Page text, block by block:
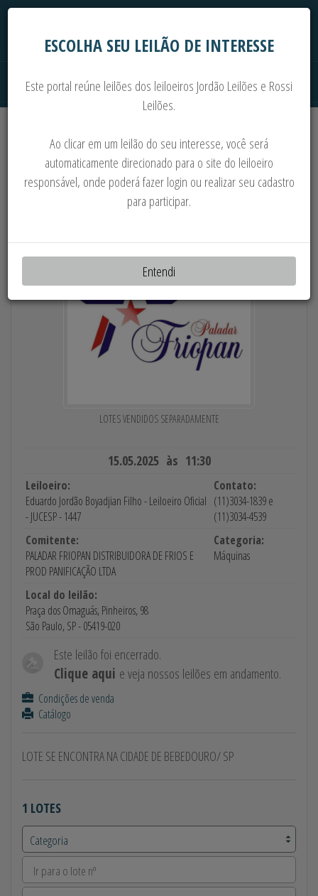
Imoveis Máquinas Sucata
CAMINHÃO VW EXPRESS DRC 4X2
LOTES VENDIDOS SEPARADAMENTE
15.05.2025 às 11:30
Leiloeiro:
Eduardo Jordão Boyadjian Filho - Leiloeiro Oficial
- JUCESP - 1447
Contato:
(11)3034-1839 e
(11)3034-4539
Comitente:
PALADAR FRIOPAN DISTRIBUIDORA DE FRIOS E
PROD PANIFICAÇÃO LTDA
Categoria:
Máquinas
Local do leilão:
Praça dos Omaguás, Pinheiros, 98
São Paulo, SP - 05419-020
Este leilão foi encerrado.
Clique aqui e veja nossos leilões em andamento.
Condições de venda
Catálogo
LOTE SE ENCONTRA NA CIDADE DE BEBEDOURO/ SP
1 LOTES
ESCOLHA SEU LEILÃO DE INTERESSE
Este portal reúne leilões dos leiloeiros Jordão Leilões e Rossi
Leilões.
Ao clicar em um leilão do seu interesse, você será
automaticamente direcionado para o site do leiloeiro
responsável, onde poderá fazer login ou realizar seu cadastro
para participar.
Entendi